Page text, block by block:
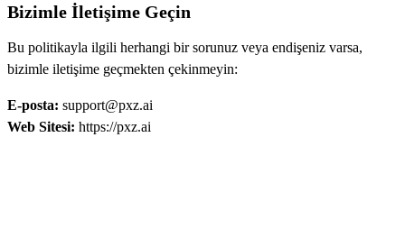
Bizimle İletişime Geçin
Bu politikayla ilgili herhangi bir sorunuz veya endişeniz varsa,
bizimle iletişime geçmekten çekinmeyin:
E-posta: support@pxz.ai
Web Sitesi: https://pxz.ai